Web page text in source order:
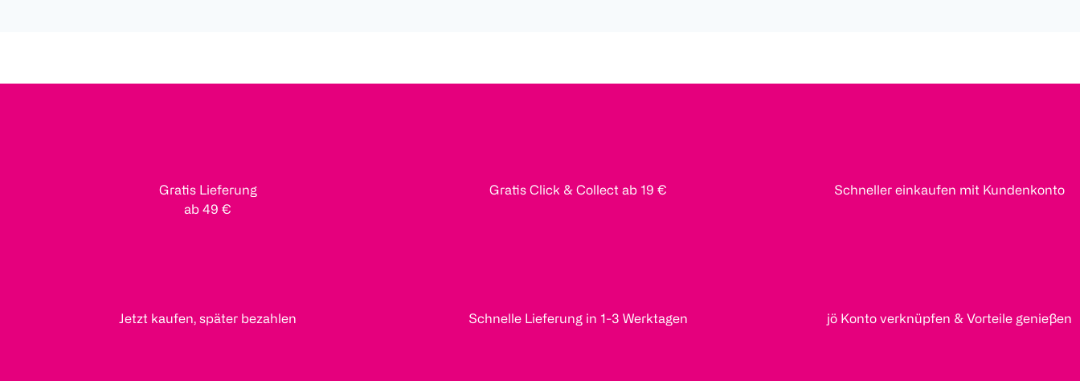
Gratis Lieferung
ab 49 €
Gratis Click & Collect ab 19 € Schneller einkaufen mit Kundenkonto
Jetzt kaufen, später bezahlen Schnelle Lieferung in 1-3 Werktagen jö Konto verknüpfen & Vorteile genießen